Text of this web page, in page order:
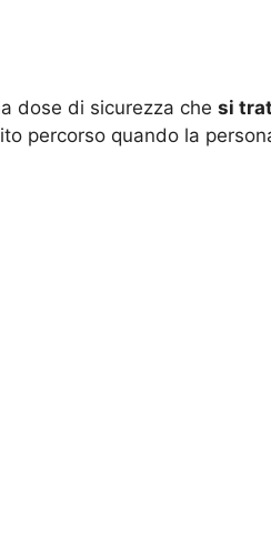
dose di sicurezza che si
percorso quando la